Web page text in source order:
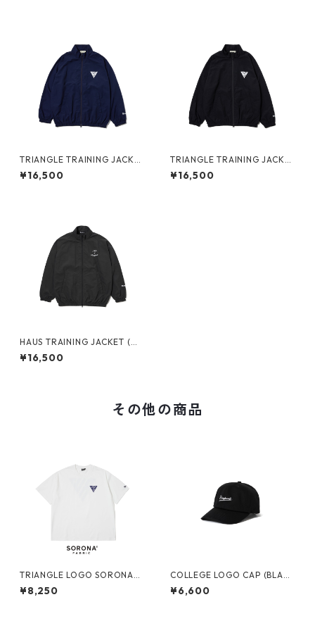
TRIANGLE TRAINING JACKE
T(NAVY)
¥16,500
TRIANGLE TRAINING JACKE
T (BLACK)
¥16,500
HAUS TRAINING JACKET (OL
IVE)
¥16,500
その他の商品
TRIANGLE LOGO SORONA®
TEE (WHITE)
¥8,250
COLLEGE LOGO CAP (BLAC
K/WHITE)
¥6,600